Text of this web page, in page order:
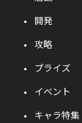
開発
攻略
プライズ
イベント
キャラ特集